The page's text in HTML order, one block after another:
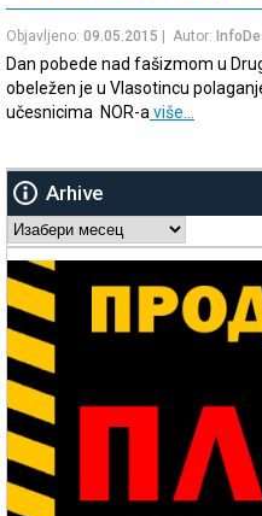
Objavljeno: 09.05.2015 | Autor:
Dan pobede nad fašizmom u
obeležen je u Vlasotincu
učesnicima NOR-a više…
Arhive
Arhive